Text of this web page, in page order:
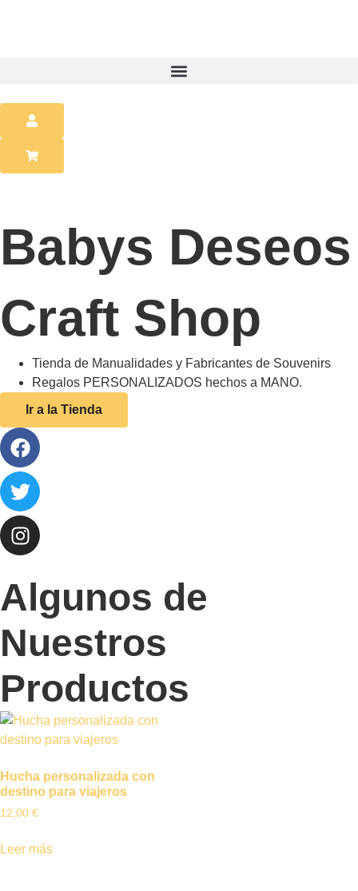
Babys Deseos
Craft Shop
Tienda de Manualidades y Fabricantes de Souvenirs
Regalos PERSONALIZADOS hechos a MANO.
Ir a la Tienda
Algunos de
Nuestros
Productos
Hucha personalizada con
destino para viajeros
12,00 €
Leer más